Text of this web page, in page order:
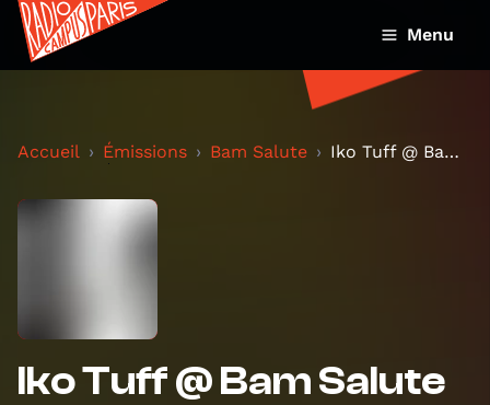
Menu
Accueil Émissions Bam Salute Iko Tuff @ Bam Salute Show
Iko Tuff @ Bam Salute